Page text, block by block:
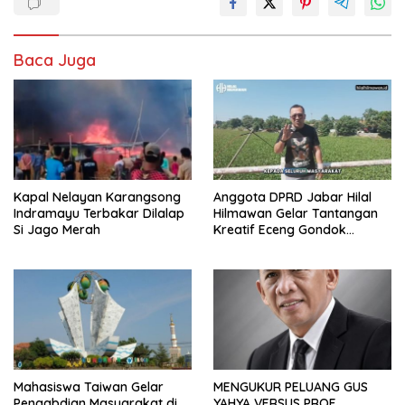
Baca Juga
Kapal Nelayan Karangsong
Indramayu Terbakar Dilalap
Si Jago Merah
Anggota DPRD Jabar Hilal
Hilmawan Gelar Tantangan
Kreatif Eceng Gondok
Mahasiswa Taiwan Gelar
MENGUKUR PELUANG GUS